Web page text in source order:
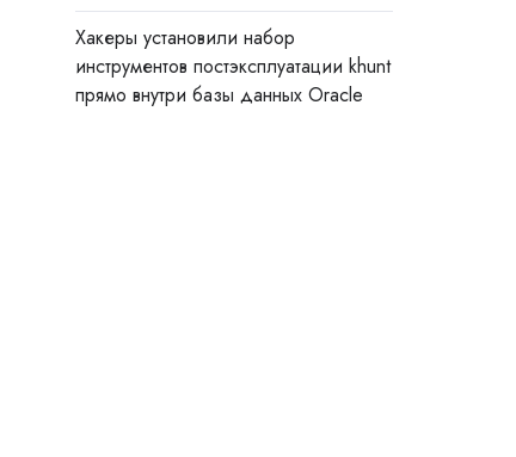
Хакеры установили набор
инструментов постэксплуатации khunt
прямо внутри базы данных Oracle